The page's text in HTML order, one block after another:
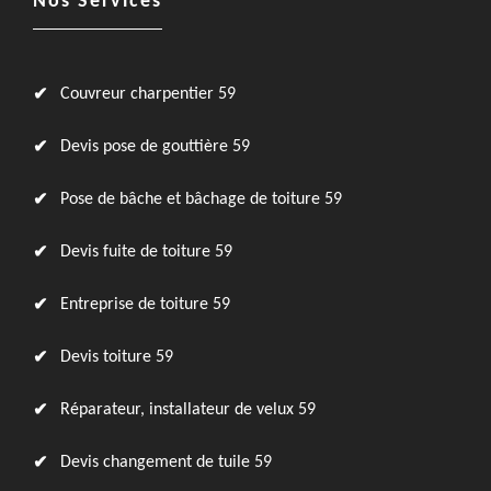
Couvreur charpentier 59
Devis pose de gouttière 59
Pose de bâche et bâchage de toiture 59
Devis fuite de toiture 59
Entreprise de toiture 59
Devis toiture 59
Réparateur, installateur de velux 59
Devis changement de tuile 59